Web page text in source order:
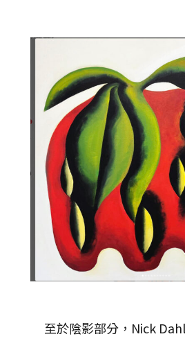
至於陰影部分，Nick